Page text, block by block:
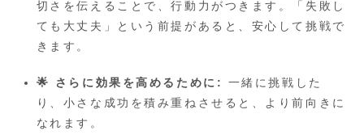
切さを伝えることで、行動力がつきます。「失敗し
ても大丈夫」という前提があると、安心して挑戦で
きます。
🌟 さらに効果を高めるために:
一緒に挑戦した
り、小さな成功を積み重ねさせると、より前向きに
なれます。